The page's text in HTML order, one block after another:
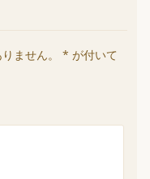
ません。 * が付いて